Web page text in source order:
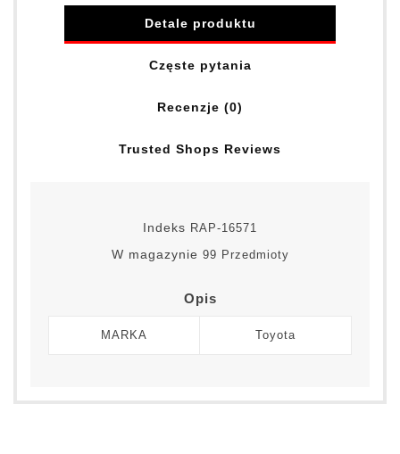
Detale produktu
Częste pytania
Recenzje (0)
Trusted Shops Reviews
Indeks RAP-16571
W magazynie 99 Przedmioty
Opis
MARKA Toyota